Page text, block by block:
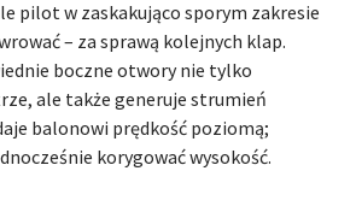
pilot w zaskakująco sporym zakresie
– za sprawą kolejnych klap.
boczne otwory nie tylko
ale także generuje strumień
balonowi prędkość poziomą;
korygować wysokość.